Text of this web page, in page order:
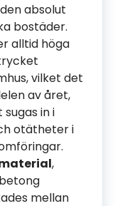
absolut
bostäder.
alltid höga
vilket det
av året,
in i
otätheter i
,
mellan